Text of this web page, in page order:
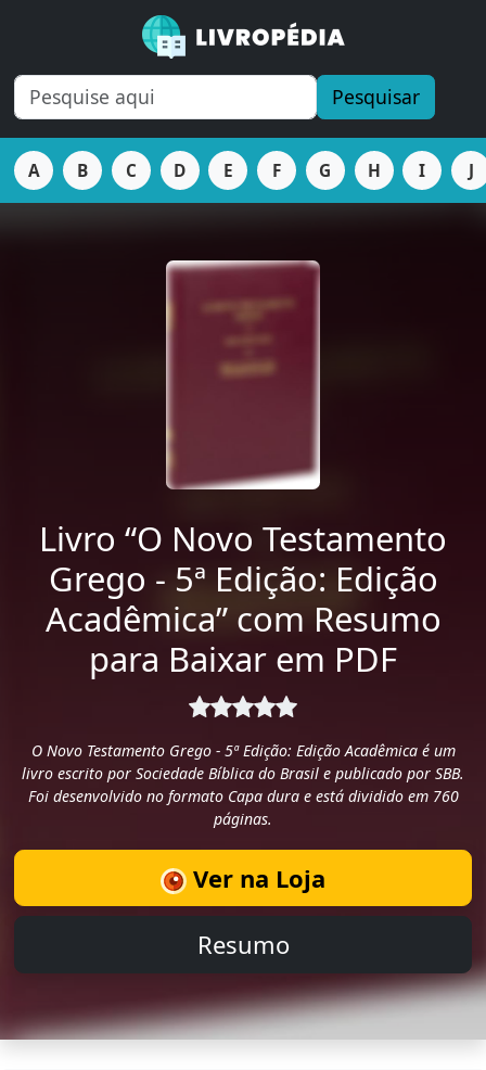
Pesquisar
A B C D E F G H I J
Livro “O Novo Testamento
Grego - 5ª Edição: Edição
Acadêmica” com Resumo
para Baixar em PDF
O Novo Testamento Grego - 5ª Edição: Edição Acadêmica é um
livro escrito por Sociedade Bíblica do Brasil e publicado por SBB.
Foi desenvolvido no formato Capa dura e está dividido em 760
páginas.
Ver na Loja
Resumo